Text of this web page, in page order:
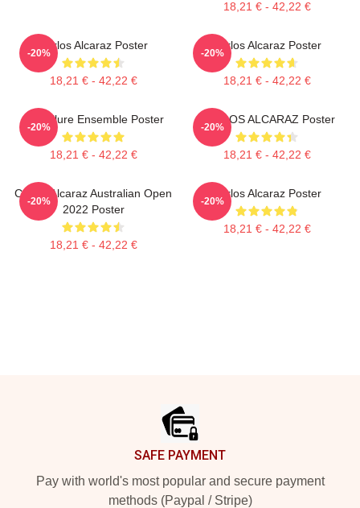
18,21 € - 42,22 €
Carlos Alcaraz Poster
18,21 € - 42,22 €
-20%
Carlos Alcaraz Poster
18,21 € - 42,22 €
-20%
Ace Allure Ensemble Poster
18,21 € - 42,22 €
-20%
CARLOS ALCARAZ Poster
18,21 € - 42,22 €
-20%
Carlos Alcaraz Australian Open
2022 Poster
18,21 € - 42,22 €
-20%
Carlos Alcaraz Poster
18,21 € - 42,22 €
-20%
SAFE PAYMENT
Pay with world's most popular and secure payment
methods (Paypal / Stripe)